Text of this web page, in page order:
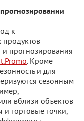
к
и прогнозирования
. Кроме
и для
сезонным
вблизи объектов
и торговые точки,